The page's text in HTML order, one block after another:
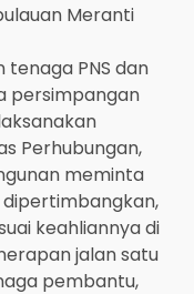
Meranti
PNS dan
persimpangan
Perhubungan,
meminta
keahliannya di
jalan satu
pembantu,